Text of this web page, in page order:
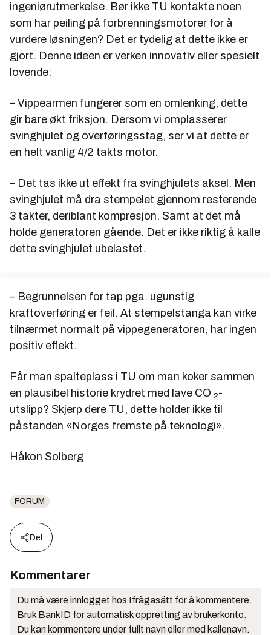
ingeniørutmerkelse. Bør ikke TU kontakte noen
som har peiling på forbrenningsmotorer for å
vurdere løsningen? Det er tydelig at dette ikke er
gjort. Denne ideen er verken innovativ eller spesielt
lovende:
– Vippearmen fungerer som en omlenking, dette
gir bare økt friksjon. Dersom vi omplasserer
svinghjulet og overføringsstag, ser vi at dette er
en helt vanlig 4/2 takts motor.
– Det tas ikke ut effekt fra svinghjulets aksel. Men
svinghjulet må dra stempelet gjennom resterende
3 takter, deriblant kompresjon. Samt at det må
holde generatoren gående. Det er ikke riktig å kalle
dette svinghjulet ubelastet.
– Begrunnelsen for tap pga. ugunstig
kraftoverføring er feil. At stempelstanga kan virke
tilnærmet normalt på vippegeneratoren, har ingen
positiv effekt.
Får man spalteplass i TU om man koker sammen
en plausibel historie krydret med lave CO 2-
utslipp? Skjerp dere TU, dette holder ikke til
påstanden «Norges fremste på teknologi».
Håkon Solberg
FORUM
Del
Kommentarer
Du må være innlogget hos Ifrågasätt for å kommentere.
Bruk BankID for automatisk oppretting av brukerkonto.
Du kan kommentere under fullt navn eller med kallenavn.